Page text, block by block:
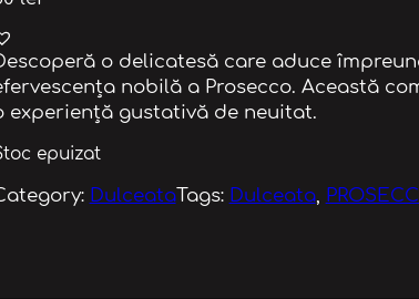
o delicatesă care aduce
nobilă a Prosecco. Această
experiență gustativă de neuitat.
epuizat
DulceataTags: Dulceata,